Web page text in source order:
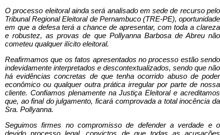
O processo eleitoral ainda será analisado em sede de recurso pelo
Tribunal Regional Eleitoral de Pernambuco (TRE-PE), oportunidade
em que a defesa terá a chance de apresentar, com toda a clareza
e robustez, as provas de que Pollyanna Barbosa de Abreu não
cometeu qualquer ilícito eleitoral.
Reafirmamos que os fatos apresentados no processo estão sendo
indevidamente interpretados e descontextualizados, sendo que não
há evidências concretas de que tenha ocorrido abuso de poder
econômico ou qualquer outra prática irregular por parte de nossa
cliente. Confiamos plenamente na Justiça Eleitoral e acreditamos
que, ao final do julgamento, ficará comprovada a total inocência da
Sra. Pollyanna.
Seguimos firmes no compromisso de defender a verdade e o
devido processo legal, convictos de que todas as acusações